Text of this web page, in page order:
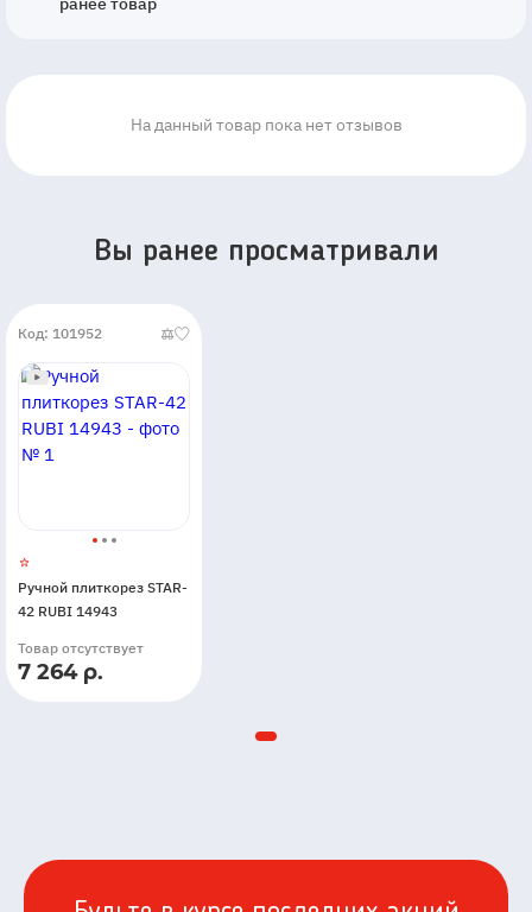
На данный товар пока нет отзывов
Вы ранее просматривали
Код: 101952
Ручной плиткорез STAR-
42 RUBI 14943
Товар отсутствует
7 264 р.